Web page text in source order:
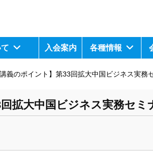
入会案内 各種情報
講義のポイント】第33回拡大中国ビジネス実
回拡大中国ビジネス実務セ